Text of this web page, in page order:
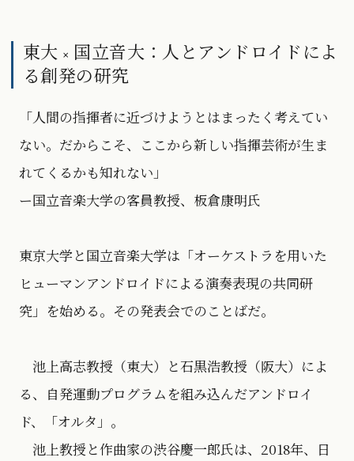
東大 × 国立音大：人とアンドロイドによ
る創発の研究
「人間の指揮者に近づけようとはまったく考えてい
ない。だからこそ、ここから新しい指揮芸術が生ま
れてくるかも知れない」
ー国立音楽大学の客員教授、板倉康明氏
東京大学と国立音楽大学は「オーケストラを用いた
ヒューマンアンドロイドによる演奏表現の共同研
究」を始める。その発表会でのことばだ。
池上高志教授（東大）と石黒浩教授（阪大）によ
る、自発運動プログラムを組み込んだアンドロイ
ド、「オルタ」。
池上教授と作曲家の渋谷慶一郎氏は、2018年、日